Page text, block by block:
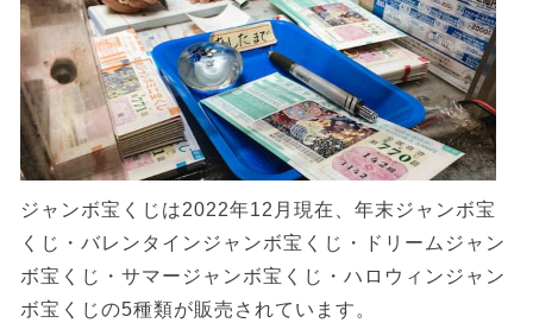
ジャンボ宝くじは2022年12月現在、年末ジャンボ宝
くじ・バレンタインジャンボ宝くじ・ドリームジャン
ボ宝くじ・サマージャンボ宝くじ・ハロウィンジャン
ボ宝くじの5種類が販売されています。